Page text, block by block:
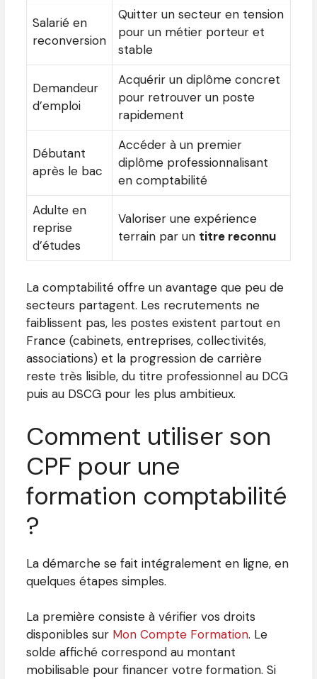
Salarié en
reconversion
Quitter un secteur en tension
pour un métier porteur et
stable
Demandeur
d’emploi
Acquérir un diplôme concret
pour retrouver un poste
rapidement
Débutant
après le bac
Accéder à un premier
diplôme professionnalisant
en comptabilité
Adulte en
reprise
d’études
Valoriser une expérience
terrain par un titre reconnu
La comptabilité offre un avantage que peu de
secteurs partagent. Les recrutements ne
faiblissent pas, les postes existent partout en
France (cabinets, entreprises, collectivités,
associations) et la progression de carrière
reste très lisible, du titre professionnel au DCG
puis au DSCG pour les plus ambitieux.
Comment utiliser son
CPF pour une
formation comptabilité
?
La démarche se fait intégralement en ligne, en
quelques étapes simples.
La première consiste à vérifier vos droits
disponibles sur Mon Compte Formation. Le
solde affiché correspond au montant
mobilisable pour financer votre formation. Si